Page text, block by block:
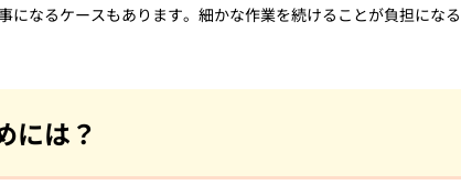
になるケースもあります。細かな作業を続けることが負担になる
には？